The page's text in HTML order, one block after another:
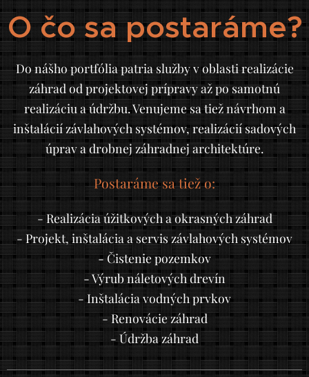
O čo sa postaráme?
Do nášho portfólia patria služby v oblasti realizácie
záhrad od projektovej prípravy až po samotnú
realizáciu a údržbu. Venujeme sa tiež návrhom a
inštalácií závlahových systémov, realizácií sadových
úprav a drobnej záhradnej architektúre.
Postaráme sa tiež o:
- Realizácia úžitkových a okrasných záhrad
- Projekt, inštalácia a servis závlahových systémov
- Čistenie pozemkov
- Výrub náletových drevín
- Inštalácia vodných prvkov
- Renovácie záhrad
- Údržba záhrad